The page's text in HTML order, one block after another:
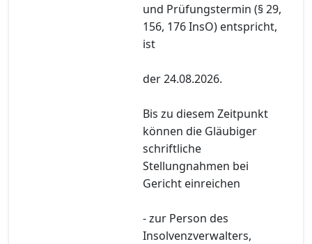
und Prüfungstermin (§ 29,
156, 176 InsO) entspricht,
ist
der 24.08.2026.
Bis zu diesem Zeitpunkt
können die Gläubiger
schriftliche
Stellungnahmen bei
Gericht einreichen
- zur Person des
Insolvenzverwalters,